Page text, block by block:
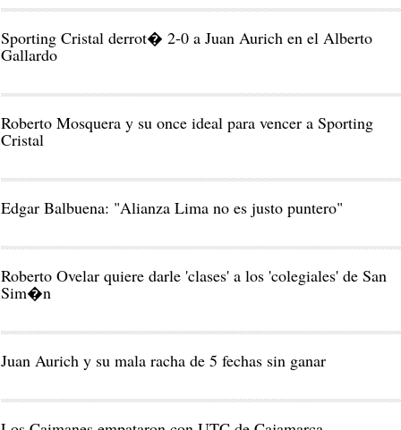
Sporting Cristal derrot� 2-0 a Juan Aurich en el Alberto
Gallardo
Roberto Mosquera y su once ideal para vencer a Sporting
Cristal
Edgar Balbuena: "Alianza Lima no es justo puntero"
Roberto Ovelar quiere darle 'clases' a los 'colegiales' de San
Sim�n
Juan Aurich y su mala racha de 5 fechas sin ganar